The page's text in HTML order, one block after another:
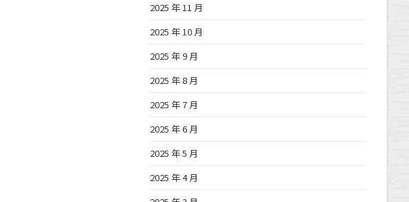
2025 年 11 月
2025 年 10 月
2025 年 9 月
2025 年 8 月
2025 年 7 月
2025 年 6 月
2025 年 5 月
2025 年 4 月